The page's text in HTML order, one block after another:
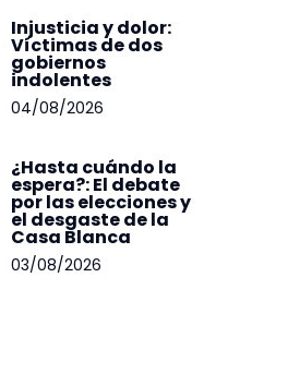
Injusticia y dolor:
Víctimas de dos
gobiernos
indolentes
04/08/2026
¿Hasta cuándo la
espera?: El debate
por las elecciones y
el desgaste de la
Casa Blanca
03/08/2026